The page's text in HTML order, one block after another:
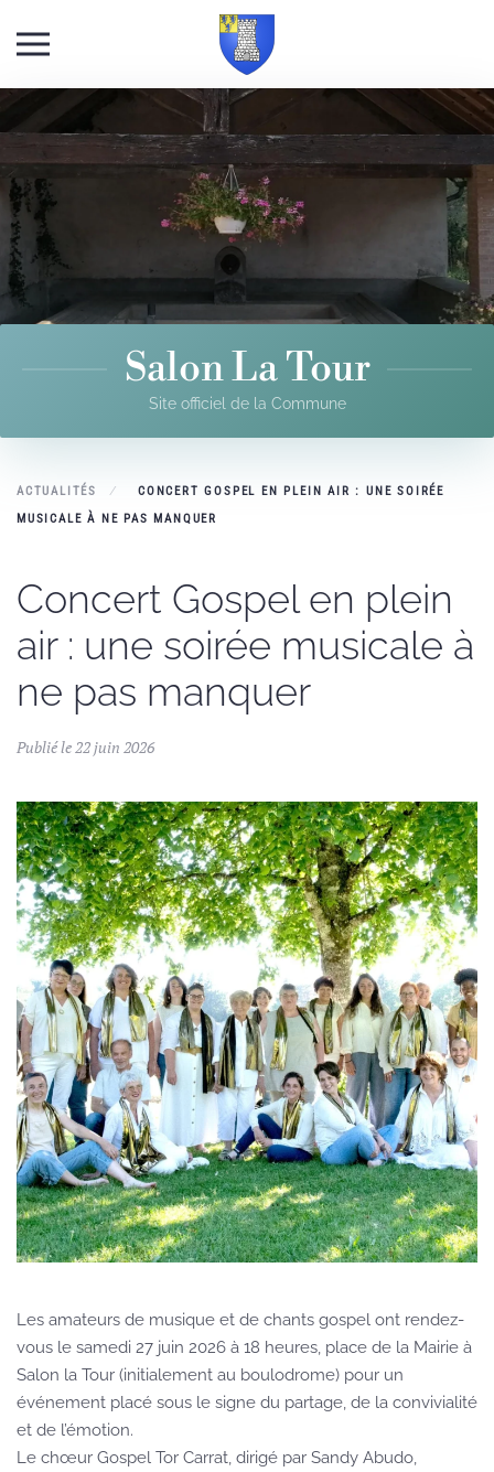
Skip to main content
Salon La Tour
Site officiel de la Commune
ACTUALITÉS
CONCERT GOSPEL EN PLEIN AIR : UNE SOIRÉE
MUSICALE À NE PAS MANQUER
Concert Gospel en plein
air : une soirée musicale à
ne pas manquer
Publié le 22 juin 2026
Les amateurs de musique et de chants gospel ont rendez-
vous le samedi 27 juin 2026 à 18 heures, place de la Mairie à
Salon la Tour (initialement au boulodrome) pour un
événement placé sous le signe du partage, de la convivialité
et de l’émotion.
Le chœur Gospel Tor Carrat, dirigé par Sandy Abudo,